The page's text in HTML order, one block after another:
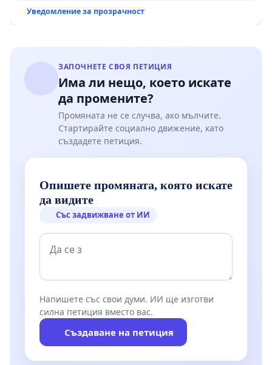
Мирово - к.к. Момин проход
Уведомление за прозрачност
ЗАПОЧНЕТЕ СВОЯ ПЕТИЦИЯ
Има ли нещо, което искате
да промените?
Промяната не се случва, ако мълчите.
Стартирайте социално движение, като
създадете петиция.
Опишете промяната, която искате
да видите
Със задвижване от ИИ
Напишете със свои думи. ИИ ще изготви
силна петиция вместо вас.
Създаване на петиция